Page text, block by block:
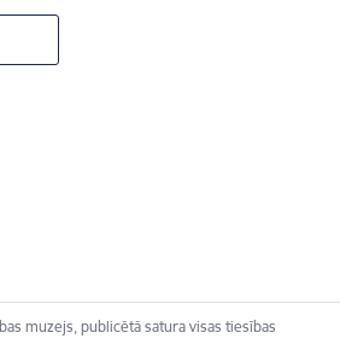
muzejs, publicētā satura visas tiesības